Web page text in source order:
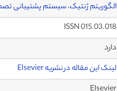
الگوریتم ژنتیک،سیستم پشتیبانی
ISSN 015.03.018
دارد
لینک این مقاله در نشریه Elsevier